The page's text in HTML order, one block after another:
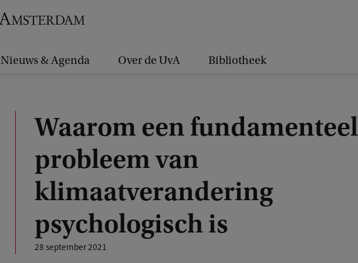
Nieuws & Agenda Over de UvA Bibliotheek
Waarom een fundamenteel
probleem van
klimaatverandering
psychologisch is
28 september 2021